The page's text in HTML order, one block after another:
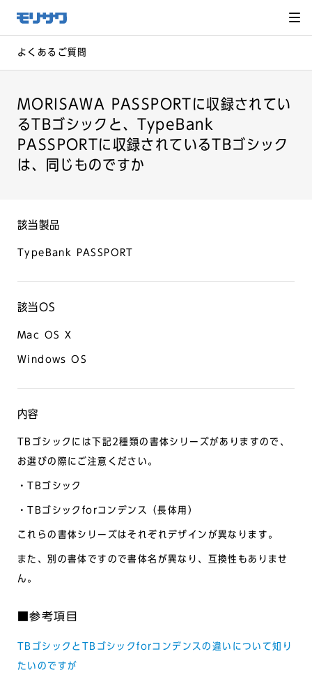
メ
ニュー
飛ばし
へ移動
よくあるご質問
MORISAWA PASSPORTに収録されてい
るTBゴシックと、TypeBank
PASSPORTに収録されているTBゴシック
は、同じものですか
該当製品
TypeBank PASSPORT
該当OS
Mac OS X
Windows OS
内容
TBゴシックには下記2種類の書体シリーズがありますので、
お選びの際にご注意ください。
・TBゴシック
・TBゴシックforコンデンス（長体用）
これらの書体シリーズはそれぞれデザインが異なります。
また、別の書体ですので書体名が異なり、互換性もありませ
ん。
■参考項目
TBゴシックとTBゴシックforコンデンスの違いについて知り
たいのですが